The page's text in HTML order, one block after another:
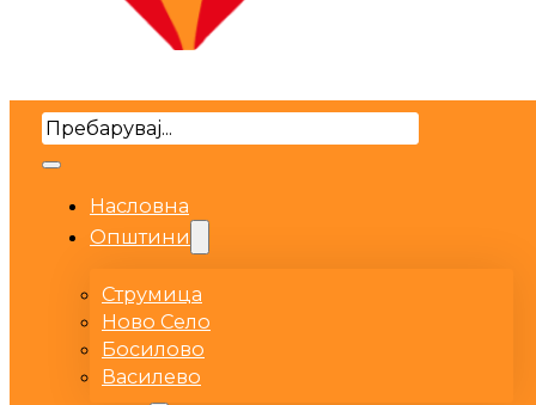
Search
Насловна
Општини
Струмица
Ново Село
Босилово
Василево